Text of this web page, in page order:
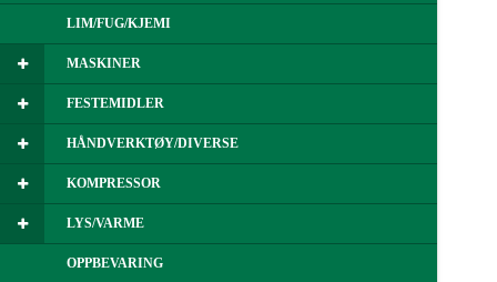
LIM/FUG/KJEMI
MASKINER
FESTEMIDLER
HÅNDVERKTØY/DIVERSE
KOMPRESSOR
LYS/VARME
OPPBEVARING